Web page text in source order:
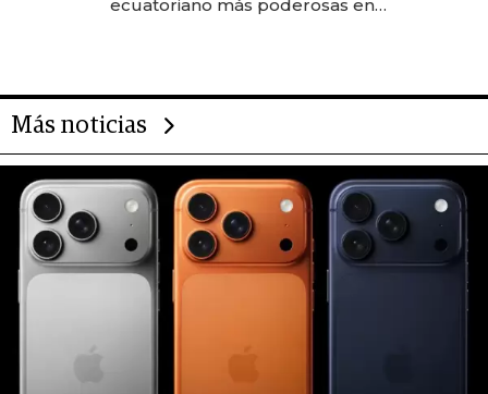
ecuatoriano más poderosas en
Más noticias